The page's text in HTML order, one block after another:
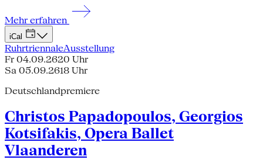
Mehr erfahren
iCal
RuhrtriennaleAusstellung
Fr 04.09.2620 Uhr
Sa 05.09.2618 Uhr
Deutschlandpremiere
Christos Papadopoulos, Georgios
Kotsifakis, Opera Ballet
Vlaanderen